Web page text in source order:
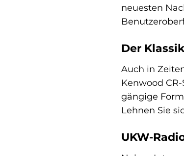
neuesten
Der
Auch in
Kenwood
gängige
Lehnen Sie
UKW-